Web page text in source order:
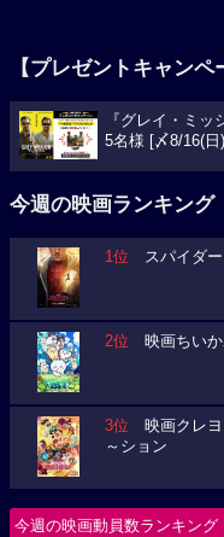
【プレゼントキャンペ
『グレイ・ミ
5名様 [〆8/16(日)]
今週の映画ランキング
1位 スパイダー
2位 映画ちいか
3位 映画クレヨ
～ション
今週の映画動員数ランキング